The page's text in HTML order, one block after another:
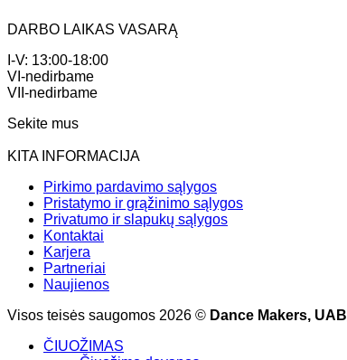
DARBO LAIKAS VASARĄ
I-V: 13:00-18:00
VI-nedirbame
VII-nedirbame
Sekite mus
KITA INFORMACIJA
Pirkimo pardavimo sąlygos
Pristatymo ir grąžinimo sąlygos
Privatumo ir slapukų sąlygos
Kontaktai
Karjera
Partneriai
Naujienos
Visos teisės saugomos 2026 © Dance Makers, UAB
ČIUOŽIMAS